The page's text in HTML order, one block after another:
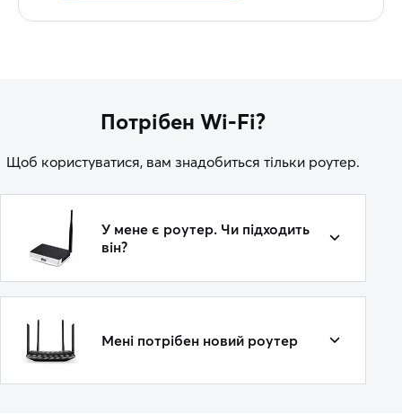
Потрібен Wi-Fi?
Щоб користуватися, вам знадобиться тільки роутер.
У мене є роутер. Чи підходить
він?
Мені потрібен новий роутер